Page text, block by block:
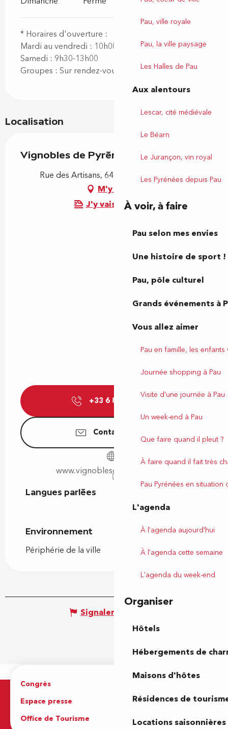
Pau, ville royale
Pau, la ville paysage
Les Halles de Pau
Aux alentours
Lescar, cité médiévale
Le Béarn
Le Jurançon, vin royal
Les Pyrénées depuis Pau
À voir, à faire
Pau selon mes envies
Une histoire de sport !
Pau, pôle culturel
Grands événements à
Vous allez aimer
Pau en famille, les
Journée shopping à Pau
Visite d'une journée à Pau
Un week-end à Pau
Que faire quand il pleut ?
À faire quand il fait très
Pau Pyrénées en situation
L'agenda
À l'agenda aujourd'hui
À l'agenda cette semaine
L'agenda du week-end
Organiser
Hôtels
Hébergements de
Maisons d'hôtes
Résidences de
Locations saisonnières
* Horaires d'ouverture :
Mardi au vendredi : 10h00-12h00 et 14h3o-18h30.
Samedi : 9h30-13h00
Groupes : Sur rendez-vous
Localisation
Vignobles de Pyrénaïa
Rue des Artisans, 64110 Mazères-Lezons
M'y rendre
J'y vais en train !
+33 6 86 16 82
Contactez-nous
www.vignoblesdepyrenaia.com
Langues parlées
Langues parlées
Environnement
Environnement
Périphérie de la ville
Signaler une erreur
Congrès
Espace presse
Brochures
Office de Tourisme